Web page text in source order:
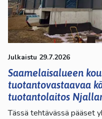
ja
pyyhkäisyliikkeitä.
Julkaistu 29.7.2026
Saamelaisalueen
tuotantovastaavaa
tuotantolaitos
Tässä tehtävässä pääset